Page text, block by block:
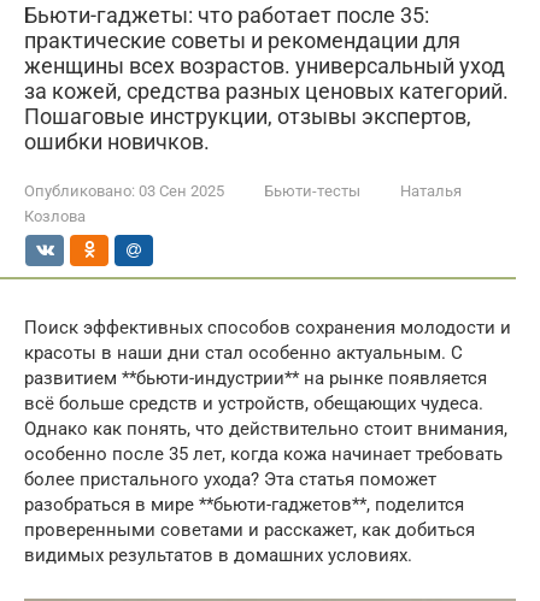
Бьюти-гаджеты: что работает после 35:
практические советы и рекомендации для
женщины всех возрастов. универсальный уход
за кожей, средства разных ценовых категорий.
Пошаговые инструкции, отзывы экспертов,
ошибки новичков.
Опубликовано: 03 Сен 2025 Бьюти-тесты
Наталья
Козлова
Поиск эффективных способов сохранения молодости и
красоты в наши дни стал особенно актуальным. С
развитием **бьюти-индустрии** на рынке появляется
всё больше средств и устройств, обещающих чудеса.
Однако как понять, что действительно стоит внимания,
особенно после 35 лет, когда кожа начинает требовать
более пристального ухода? Эта статья поможет
разобраться в мире **бьюти-гаджетов**, поделится
проверенными советами и расскажет, как добиться
видимых результатов в домашних условиях.